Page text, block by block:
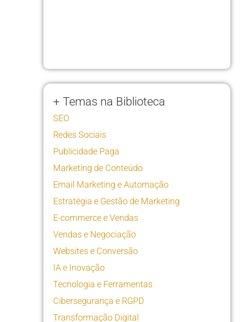
+ Temas na Biblioteca
SEO
Redes Sociais
Publicidade Paga
Marketing de Conteúdo
Email Marketing e Automação
Estratégia e Gestão de Marketing
E-commerce e Vendas
Vendas e Negociação
Websites e Conversão
IA e Inovação
Tecnologia e Ferramentas
Cibersegurança e RGPD
Transformação Digital